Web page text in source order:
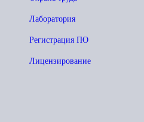
Лаборатория
Регистрация ПО
Лицензирование